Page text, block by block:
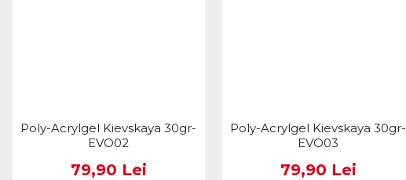
Poly-Acrylgel Kievskaya 30gr-
EVO02
79,90 Lei
Poly-Acrylgel Kievskaya 30gr-
EVO03
79,90 Lei